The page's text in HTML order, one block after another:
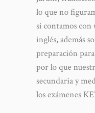
lo que no
si contamos
inglés, además
preparación
por lo que
secundaria y
los exámenes